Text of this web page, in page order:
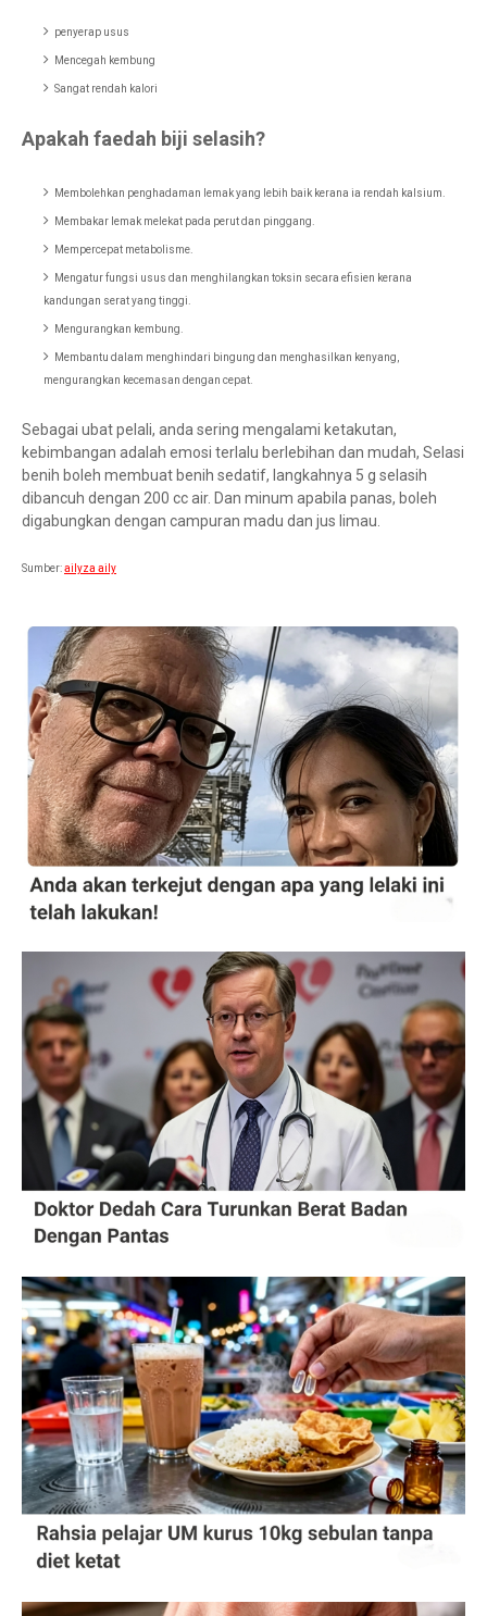
penyerap usus
Mencegah kembung
Sangat rendah kalori
Apakah faedah biji selasih?
Membolehkan penghadaman lemak yang lebih baik kerana ia rendah kalsium.
Membakar lemak melekat pada perut dan pinggang.
Mempercepat metabolisme.
Mengatur fungsi usus dan menghilangkan toksin secara efisien kerana
kandungan serat yang tinggi.
Mengurangkan kembung.
Membantu dalam menghindari bingung dan menghasilkan kenyang,
mengurangkan kecemasan dengan cepat.
Sebagai ubat pelali, anda sering mengalami ketakutan,
kebimbangan adalah emosi terlalu berlebihan dan mudah, Selasi
benih boleh membuat benih sedatif, langkahnya 5 g selasih
dibancuh dengan 200 cc air. Dan minum apabila panas, boleh
digabungkan dengan campuran madu dan jus limau.
Sumber:ailyza aily